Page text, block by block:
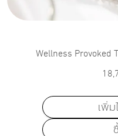
Wellness Provoked
เพิ่ม